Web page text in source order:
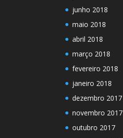
junho 2018
maio 2018
abril 2018
março 2018
fevereiro 2018
janeiro 2018
dezembro 2017
novembro 2017
outubro 2017